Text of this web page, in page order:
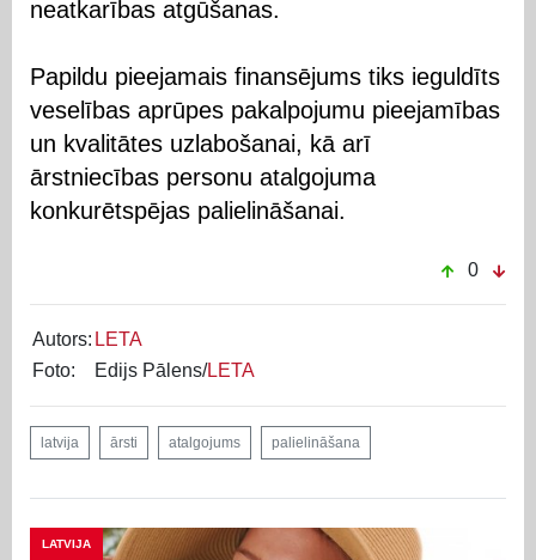
neatkarības atgūšanas.
Papildu pieejamais finansējums tiks ieguldīts
veselības aprūpes pakalpojumu pieejamības
un kvalitātes uzlabošanai, kā arī
ārstniecības personu atalgojuma
konkurētspējas palielināšanai.
0
Autors: LETA
Foto:
Edijs Pālens/LETA
latvija ārsti atalgojums palielināšana
LATVIJA